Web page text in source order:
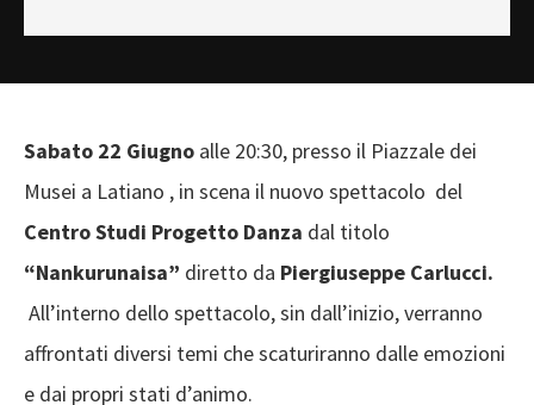
Sabato 22 Giugno alle 20:30, presso il Piazzale dei
Musei a Latiano , in scena il nuovo spettacolo del
Centro Studi Progetto Danza dal titolo
“Nankurunaisa” diretto da Piergiuseppe Carlucci.
All’interno dello spettacolo, sin dall’inizio, verranno
affrontati diversi temi che scaturiranno dalle emozioni
e dai propri stati d’animo.